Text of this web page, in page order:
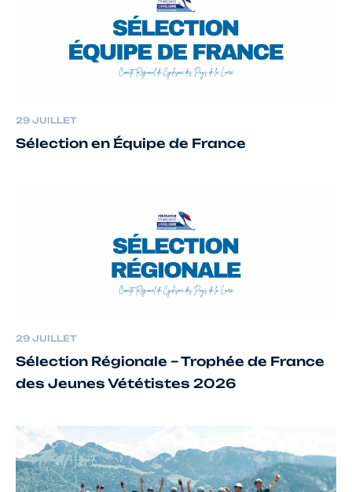
29 JUILLET
Sélection en Équipe de France
29 JUILLET
Sélection Régionale – Trophée de France
des Jeunes Vététistes 2026